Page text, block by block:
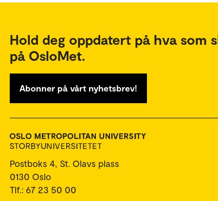
Hold deg oppdatert på hva som
på OsloMet.
Abonner på vårt nyhetsbrev!
Postboks 4, St. Olavs plass
0130 Oslo
Tlf.: 67 23 50 00